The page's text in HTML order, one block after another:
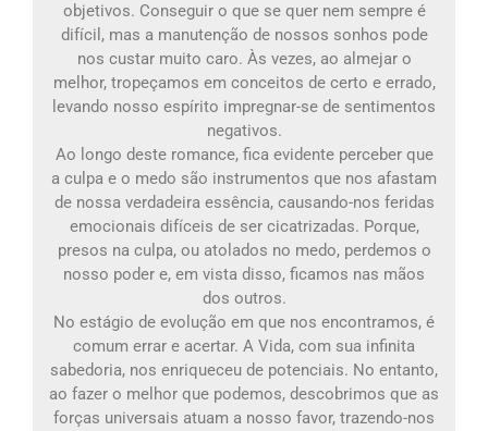
objetivos. Conseguir o que se quer nem sempre é
difícil, mas a manutenção de nossos sonhos pode
nos custar muito caro. Às vezes, ao almejar o
melhor, tropeçamos em conceitos de certo e errado,
levando nosso espírito impregnar-se de sentimentos
negativos.
Ao longo deste romance, fica evidente perceber que
a culpa e o medo são instrumentos que nos afastam
de nossa verdadeira essência, causando-nos feridas
emocionais difíceis de ser cicatrizadas. Porque,
presos na culpa, ou atolados no medo, perdemos o
nosso poder e, em vista disso, ficamos nas mãos
dos outros.
No estágio de evolução em que nos encontramos, é
comum errar e acertar. A Vida, com sua infinita
sabedoria, nos enriqueceu de potenciais. No entanto,
ao fazer o melhor que podemos, descobrimos que as
forças universais atuam a nosso favor, trazendo-nos